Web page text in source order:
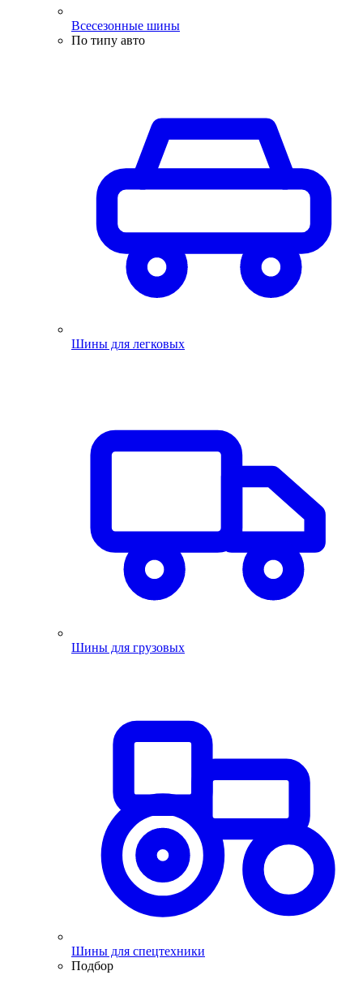
Всесезонные шины
По типу авто
Шины для легковых
Шины для грузовых
Шины для спецтехники
Подбор